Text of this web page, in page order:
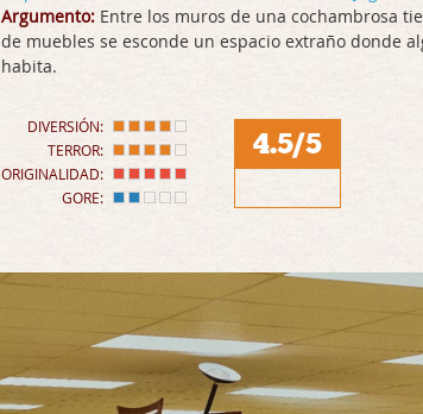
Argumento: Entre los muros de una cochambrosa
de muebles se esconde un espacio extraño donde
habita.
DIVERSIÓN:
TERROR:
ORIGINALIDAD:
GORE:
4.5/5